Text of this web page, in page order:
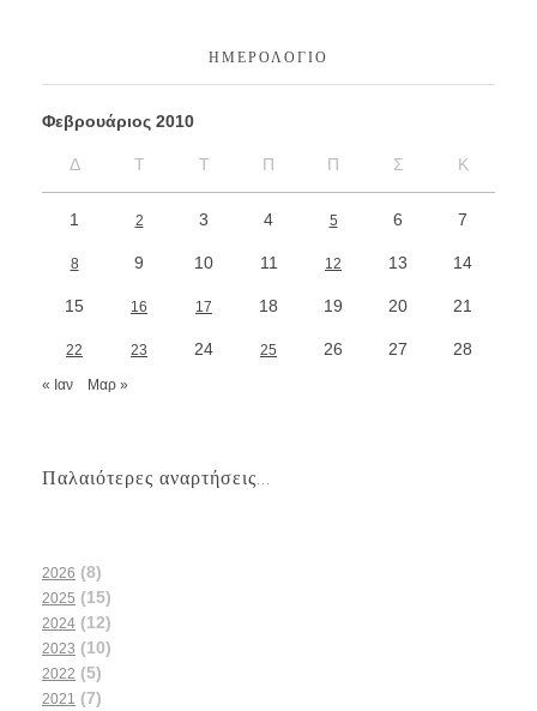
ΗΜΕΡΟΛΌΓΙΟ
Φεβρουάριος 2010
Δ Τ Τ Π Π Σ Κ
1 2 3 4 5 6 7
8 9 10 11 12 13 14
15 16 17 18 19 20 21
22 23 24 25 26 27 28
« Ιαν Μαρ »
Παλαιότερες αναρτήσεις...
2026 (8)
2025 (15)
2024 (12)
2023 (10)
2022 (5)
2021 (7)